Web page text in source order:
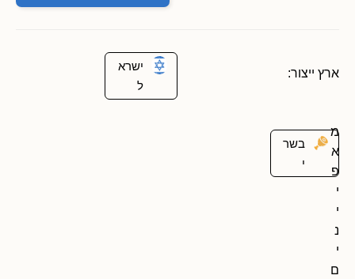
ארץ ייצור:
ישרא
ל
מ
א
פ
י
י
נ
י
ם
בשר
י